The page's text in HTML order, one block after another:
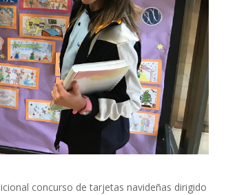
concurso de tarjetas navideñas dirigido